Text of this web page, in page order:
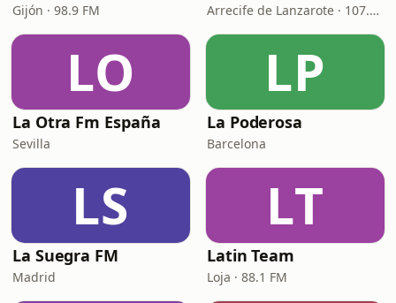
Gijón · 98.9 FM Arrecife de Lanzarote · 107.4 FM
LO
La Otra Fm España
Sevilla
LP
La Poderosa
Barcelona
LS
La Suegra FM
Madrid
LT
Latin Team
Loja · 88.1 FM